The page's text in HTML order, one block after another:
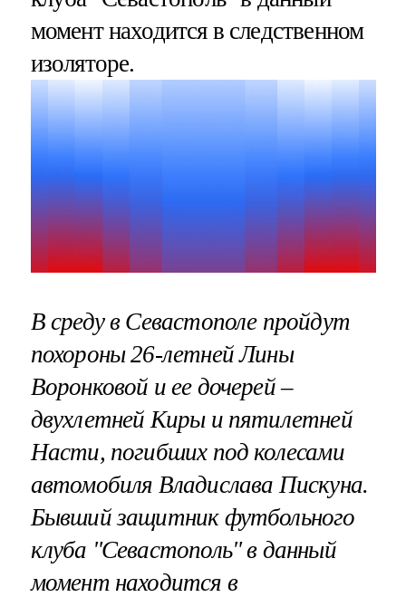
момент находится в следственном
изоляторе.
В среду в Севастополе пройдут
похороны 26-летней Лины
Воронковой и ее дочерей –
двухлетней Киры и пятилетней
Насти, погибших под колесами
автомобиля Владислава Пискуна.
Бывший защитник футбольного
клуба "Севастополь" в данный
момент находится в